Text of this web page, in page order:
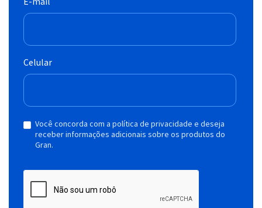
Celular
Você concorda com a política de privacidade e deseja
receber informações adicionais sobre os produtos do
Gran.